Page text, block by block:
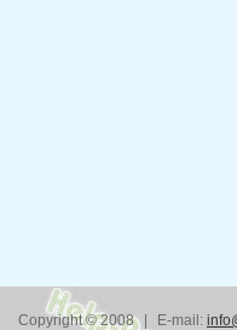
Copyright © 2008 E-mail: